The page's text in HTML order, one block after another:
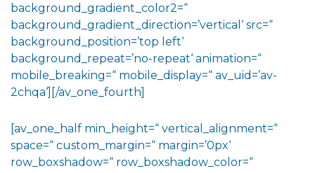
background_gradient_color2=“
background_gradient_direction=’vertical‘ src=“
background_position=’top left‘
background_repeat=’no-repeat‘ animation=“
mobile_breaking=“ mobile_display=“ av_uid=’av-
2chqa‘][/av_one_fourth]
[av_one_half min_height=“ vertical_alignment=“
space=“ custom_margin=“ margin=’0px‘
row_boxshadow=“ row_boxshadow_color=“